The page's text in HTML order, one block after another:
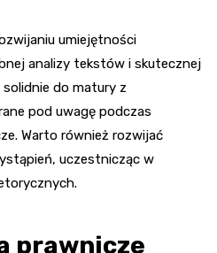
umiejętności
analizy tekstów i skutecznej
do matury z
pod uwagę podczas
Warto również rozwijać
uczestnicząc w
prawnicze